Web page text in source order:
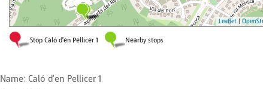
Name: Caló d'en Pellicer 1